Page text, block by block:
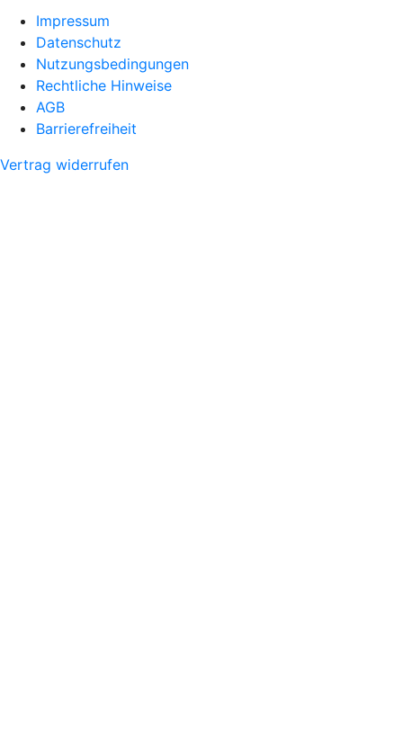
Impressum
Datenschutz
Nutzungsbedingungen
Rechtliche Hinweise
AGB
Barrierefreiheit
Vertrag widerrufen